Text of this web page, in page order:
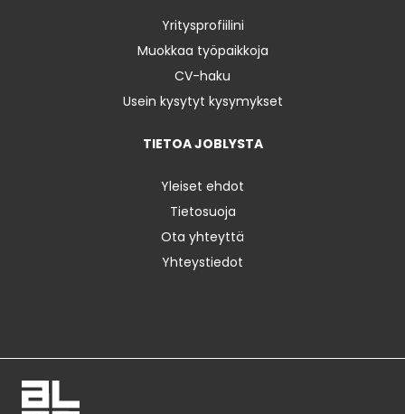
Yritysprofiilini
Muokkaa työpaikkoja
CV-haku
Usein kysytyt kysymykset
TIETOA JOBLYSTA
Yleiset ehdot
Tietosuoja
Ota yhteyttä
Yhteystiedot